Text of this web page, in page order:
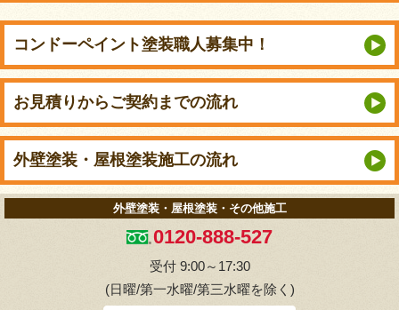
コンドーペイント塗装職人募集中！
お見積りから ご契約までの流れ
外壁塗装・屋根塗装施工の流れ
外壁塗装・屋根塗装・その他施工
0120-888-527
受付 9:00～17:30
(日曜/第一水曜/第三水曜を除く)